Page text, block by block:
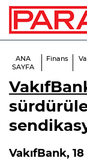
ANA
SAYFA
Finans
VakıfBank,